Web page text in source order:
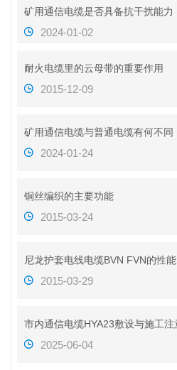
矿用通信电缆是否具备抗干扰能力
2024-01-02
耐火电缆里的云母带的重要作用
2015-12-09
矿用通信电缆与普通电缆有何不同
2024-01-24
铜丝编织的主要功能
2015-03-24
尼龙护套电线电缆BVN FVN的性能
2015-03-29
2025-06-04